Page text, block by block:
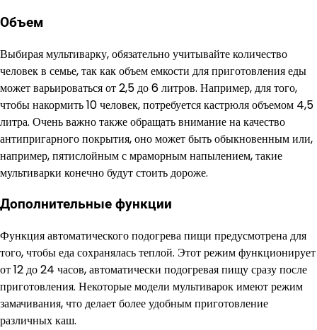
Объем
Выбирая мультиварку, обязательно учитывайте количество
человек в семье, так как объем емкости для приготовления еды
может варьироваться от 2,5 до 6 литров. Например, для того,
чтобы накормить 10 человек, потребуется кастрюля объемом 4,5
литра. Очень важно также обращать внимание на качество
антипригарного покрытия, оно может быть обыкновенным или,
например, пятислойным с мраморным напылением, такие
мультиварки конечно будут стоить дороже.
Дополнительные функции
Функция автоматического подогрева пищи предусмотрена для
того, чтобы еда сохранялась теплой. Этот режим функционирует
от 12 до 24 часов, автоматически подогревая пищу сразу после
приготовления. Некоторые модели мультиварок имеют режим
замачивания, что делает более удобным приготовление
различных каш.